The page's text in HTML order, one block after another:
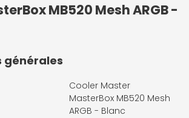
MB520 Mesh ARGB -
générales
Cooler Master
MasterBox MB520 Mesh
ARGB - Blanc